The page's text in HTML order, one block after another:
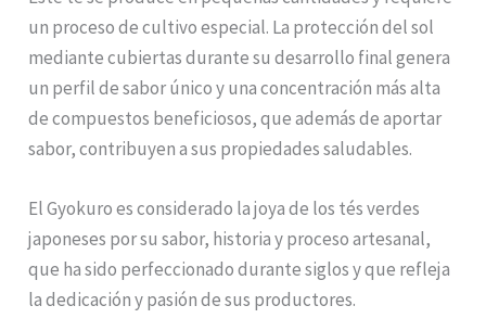
un proceso de cultivo especial. La protección del sol
mediante cubiertas durante su desarrollo final genera
un perfil de sabor único y una concentración más alta
de compuestos beneficiosos, que además de aportar
sabor, contribuyen a sus propiedades saludables.
El Gyokuro es considerado la joya de los tés verdes
japoneses por su sabor, historia y proceso artesanal,
que ha sido perfeccionado durante siglos y que refleja
la dedicación y pasión de sus productores.